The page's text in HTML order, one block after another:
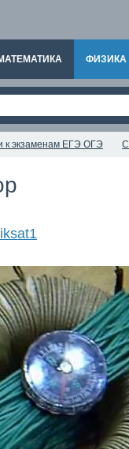
ФИЗИКА
к экзаменам ЕГЭ ОГЭ